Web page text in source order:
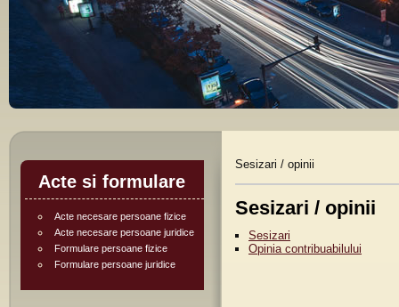
Acte si formulare
Acte necesare persoane fizice
Acte necesare persoane juridice
Formulare persoane fizice
Formulare persoane juridice
Sesizari / opinii
Sesizari / opinii
Sesizari
Opinia contribuabilului